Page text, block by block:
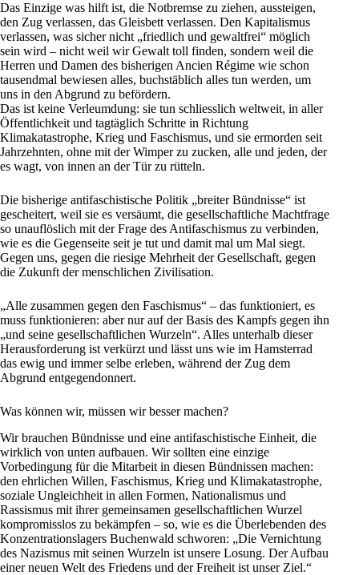
Das Einzige was hilft ist, die Notbremse zu ziehen, aussteigen,
den Zug verlassen, das Gleisbett verlassen. Den Kapitalismus
verlassen, was sicher nicht „friedlich und gewaltfrei“ möglich
sein wird – nicht weil wir Gewalt toll finden, sondern weil die
Herren und Damen des bisherigen Ancien Régime wie schon
tausendmal bewiesen alles, buchstäblich alles tun werden, um
uns in den Abgrund zu befördern.
Das ist keine Verleumdung: sie tun schliesslich weltweit, in aller
Öffentlichkeit und tagtäglich Schritte in Richtung
Klimakatastrophe, Krieg und Faschismus, und sie ermorden seit
Jahrzehnten, ohne mit der Wimper zu zucken, alle und jeden, der
es wagt, von innen an der Tür zu rütteln.
Die bisherige antifaschistische Politik „breiter Bündnisse“ ist
gescheitert, weil sie es versäumt, die gesellschaftliche Machtfrage
so unauflöslich mit der Frage des Antifaschismus zu verbinden,
wie es die Gegenseite seit je tut und damit mal um Mal siegt.
Gegen uns, gegen die riesige Mehrheit der Gesellschaft, gegen
die Zukunft der menschlichen Zivilisation.
„Alle zusammen gegen den Faschismus“ – das funktioniert, es
muss funktionieren: aber nur auf der Basis des Kampfs gegen ihn
„und seine gesellschaftlichen Wurzeln“. Alles unterhalb dieser
Herausforderung ist verkürzt und lässt uns wie im Hamsterrad
das ewig und immer selbe erleben, während der Zug dem
Abgrund entgegendonnert.
Was können wir, müssen wir besser machen?
Wir brauchen Bündnisse und eine antifaschistische Einheit, die
wirklich von unten aufbauen. Wir sollten eine einzige
Vorbedingung für die Mitarbeit in diesen Bündnissen machen:
den ehrlichen Willen, Faschismus, Krieg und Klimakatastrophe,
soziale Ungleichheit in allen Formen, Nationalismus und
Rassismus mit ihrer gemeinsamen gesellschaftlichen Wurzel
kompromisslos zu bekämpfen – so, wie es die Überlebenden des
Konzentrationslagers Buchenwald schworen: „Die Vernichtung
des Nazismus mit seinen Wurzeln ist unsere Losung. Der Aufbau
einer neuen Welt des Friedens und der Freiheit ist unser Ziel.“